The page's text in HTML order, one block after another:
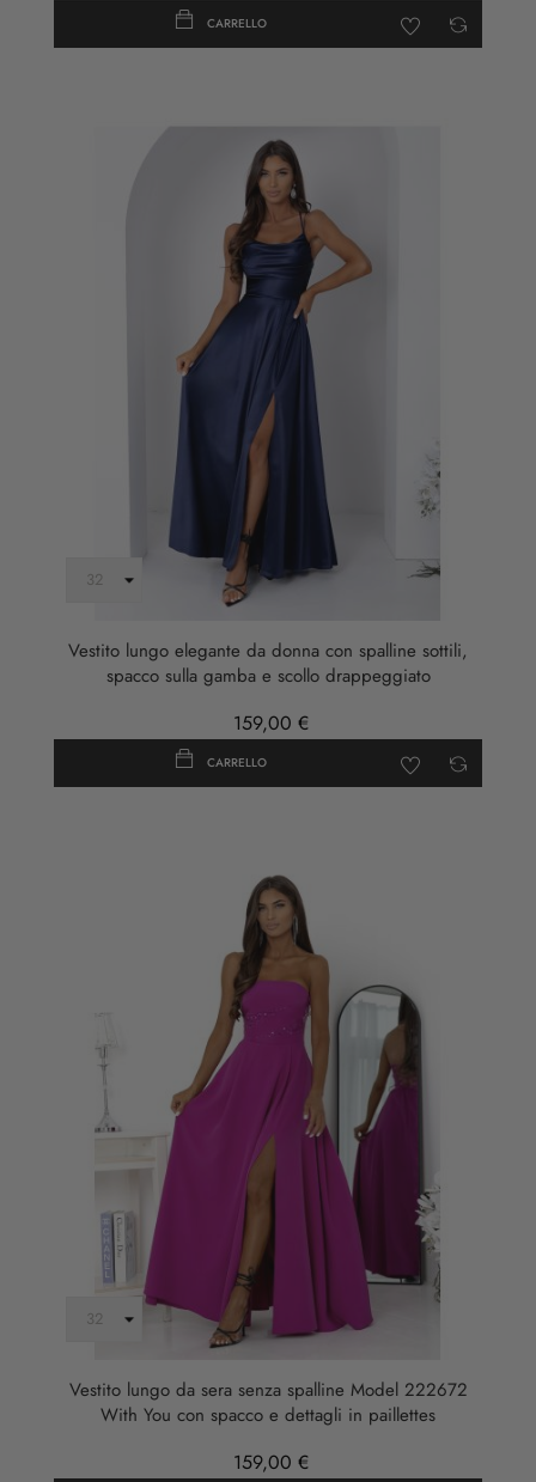
CARRELLO
Vestito lungo elegante da donna con spalline sottili,
spacco sulla gamba e scollo drappeggiato
159,00 €
CARRELLO
Vestito lungo da sera senza spalline Model 222672
With You con spacco e dettagli in paillettes
159,00 €